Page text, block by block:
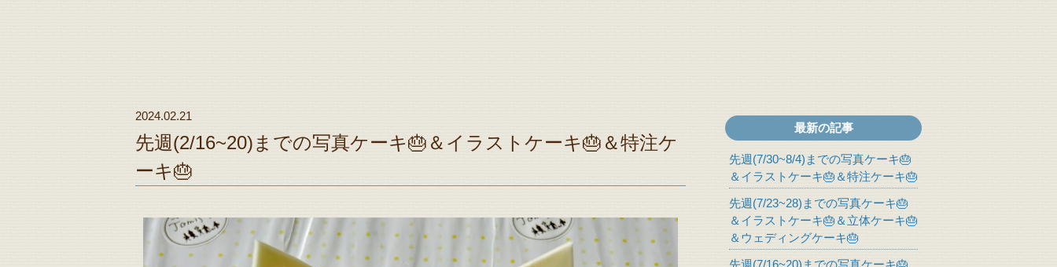
2024.02.21
先週(2/16~20)までの写真ケーキ🎂＆イラストケーキ🎂＆特注ケ
ーキ🎂
最新の記事
先週(7/30~8/4)までの写真ケーキ🎂
＆イラストケーキ🎂＆特注ケーキ🎂
先週(7/23~28)までの写真ケーキ🎂
＆イラストケーキ🎂＆立体ケーキ🎂
＆ウェディングケーキ🎂
先週(7/16~20)までの写真ケーキ🎂